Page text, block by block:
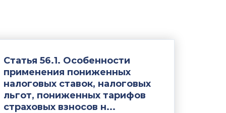
Статья 56.1. Особенности
применения пониженных
налоговых ставок, налоговых
льгот, пониженных тарифов
страховых взносов н...